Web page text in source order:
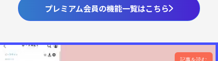
プレミアム会員の機能一覧はこちら
記事を読む